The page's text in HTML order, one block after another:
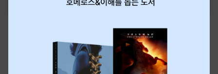
최근 본 상품
티켓 1544-6399
중고샵 1566-4295
eBook 1:1문의/채팅상담
예스이십사(주) 사업자 정보
이용약관
개인정보처리방침
청소년보호정책